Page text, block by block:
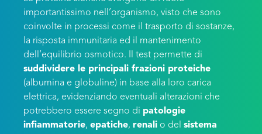
importantissimo nell’organismo, visto che sono
coinvolte in processi come il trasporto di sostanze,
la risposta immunitaria ed il mantenimento
dell’equilibrio osmotico. Il test permette di
suddividere le principali frazioni proteiche
(albumina e globuline) in base alla loro carica
elettrica, evidenziando eventuali alterazioni che
potrebbero essere segno di patologie
infiammatorie, epatiche, renali o del sistema